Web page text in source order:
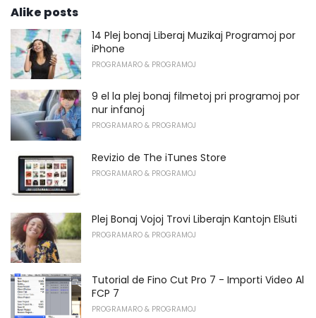
Alike posts
14 Plej bonaj Liberaj Muzikaj Programoj por
iPhone
PROGRAMARO & PROGRAMOJ
9 el la plej bonaj filmetoj pri programoj por
nur infanoj
PROGRAMARO & PROGRAMOJ
Revizio de The iTunes Store
PROGRAMARO & PROGRAMOJ
Plej Bonaj Vojoj Trovi Liberajn Kantojn Elŝuti
PROGRAMARO & PROGRAMOJ
Tutorial de Fino Cut Pro 7 - Importi Video Al
FCP 7
PROGRAMARO & PROGRAMOJ